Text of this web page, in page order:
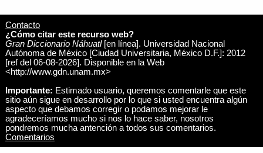
Contacto
¿Cómo citar este recurso web?
Gran Diccionario Náhuatl[en línea]. Universidad Nacional
Autónoma de México [Ciudad Universitaria, México D.F.]: 2012
[ref del 06-08-2026]. Disponible en la Web
<http://www.gdn.unam.mx>
Importante: Estimado usuario, queremos comentarle que este
sitio aún sigue en desarrollo por lo que si usted encuentra algún
aspecto que debamos corregir o podamos mejorar le
agradeceríamos mucho si nos lo hace saber, nosotros
pondremos mucha antención a todos sus comentarios.
Comentarios